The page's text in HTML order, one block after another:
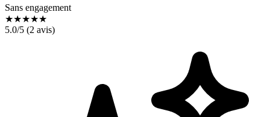
Sans engagement
★★★★★
5.0/5 (2 avis)